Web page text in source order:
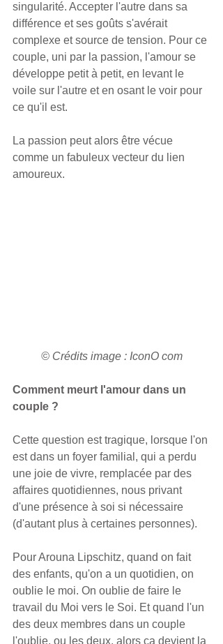
singularité. Accepter l'autre dans sa
différence et ses goûts s'avérait
complexe et source de tension. Pour ce
couple, uni par la passion, l'amour se
développe petit à petit, en levant le
voile sur l'autre et en osant le voir pour
ce qu'il est.
La passion peut alors être vécue
comme un fabuleux vecteur du lien
amoureux.
© Crédits image : IconO com
Comment meurt l'amour dans un
couple ?
Cette question est tragique, lorsque l'on
est dans un foyer familial, qui a perdu
une joie de vivre, remplacée par des
affaires quotidiennes, nous privant
d'une présence à soi si nécessaire
(d'autant plus à certaines personnes).
Pour Arouna Lipschitz, quand on fait
des enfants, qu'on a un quotidien, on
oublie le moi. On oublie de faire le
travail du Moi vers le Soi. Et quand l'un
des deux membres dans un couple
l'oublie, ou les deux, alors ça devient la